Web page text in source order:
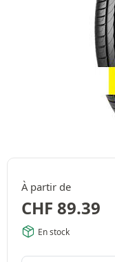
À partir de
CHF 89.39
En stock